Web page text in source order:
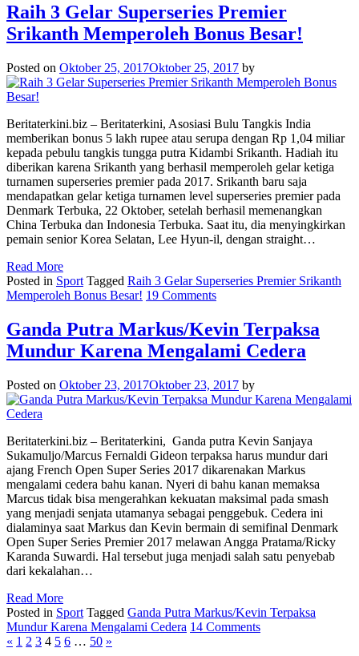
Raih 3 Gelar Superseries Premier
Srikanth Memperoleh Bonus Besar!
Posted on Oktober 25, 2017Oktober 25, 2017 by
Beritaterkini.biz – Beritaterkini, Asosiasi Bulu Tangkis India
memberikan bonus 5 lakh rupee atau serupa dengan Rp 1,04 miliar
kepada pebulu tangkis tungga putra Kidambi Srikanth. Hadiah itu
diberikan karena Srikanth yang berhasil memperoleh gelar ketiga
turnamen superseries premier pada 2017. Srikanth baru saja
mendapatkan gelar ketiga turnamen level superseries premier pada
Denmark Terbuka, 22 Oktober, setelah berhasil memenangkan
China Terbuka dan Indonesia Terbuka. Saat itu, dia menyingkirkan
pemain senior Korea Selatan, Lee Hyun-il, dengan straight…
Read More
Posted in Sport Tagged Raih 3 Gelar Superseries Premier Srikanth
Memperoleh Bonus Besar! 19 Comments
Ganda Putra Markus/Kevin Terpaksa
Mundur Karena Mengalami Cedera
Posted on Oktober 23, 2017Oktober 23, 2017 by
Beritaterkini.biz – Beritaterkini, Ganda putra Kevin Sanjaya
Sukamuljo/Marcus Fernaldi Gideon terpaksa harus mundur dari
ajang French Open Super Series 2017 dikarenakan Markus
mengalami cedera bahu kanan. Nyeri di bahu kanan memaksa
Marcus tidak bisa mengerahkan kekuatan maksimal pada smash
yang menjadi senjata utamanya sebagai penggebuk. Cedera ini
dialaminya saat Markus dan Kevin bermain di semifinal Denmark
Open Super Series Premier 2017 melawan Angga Pratama/Ricky
Karanda Suwardi. Hal tersebut juga menjadi salah satu penyebab
dari kekalahan…
Read More
Posted in Sport Tagged Ganda Putra Markus/Kevin Terpaksa
Mundur Karena Mengalami Cedera 14 Comments
« 1 2 3 4 5 6 … 50 »